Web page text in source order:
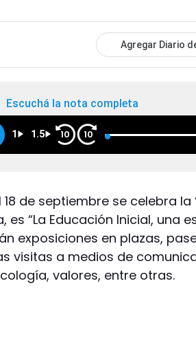
Agregar Diario
Escuchá la nota completa
1 1.5 10 10
18 de septiembre se celebra la
es “La Educación Inicial, una
exposiciones en plazas,
visitas a medios de
valores, entre otras.